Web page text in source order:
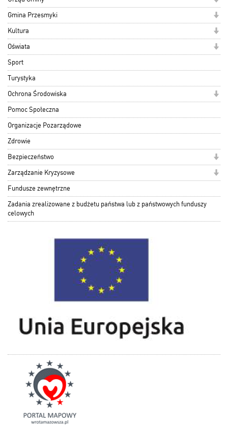
Gmina Przesmyki
Kultura
Oświata
Sport
Turystyka
Ochrona Środowiska
Pomoc Społeczna
Organizacje Pozarządowe
Zdrowie
Bezpieczeństwo
Zarządzanie Kryzysowe
Fundusze zewnętrzne
Zadania zrealizowane z budżetu państwa lub z państwowych funduszy
celowych